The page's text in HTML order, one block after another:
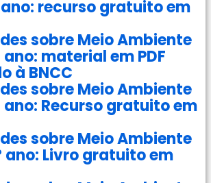
ano: recurso gratuito em
sobre Meio Ambiente
material em PDF
à BNCC
sobre Meio Ambiente
ano: Recurso gratuito em
sobre Meio Ambiente
ano: Livro gratuito em